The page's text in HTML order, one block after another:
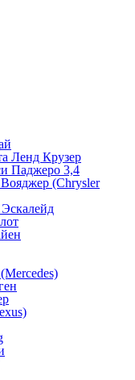
Ленд Крузер
Паджеро 3,4
(Chrysler